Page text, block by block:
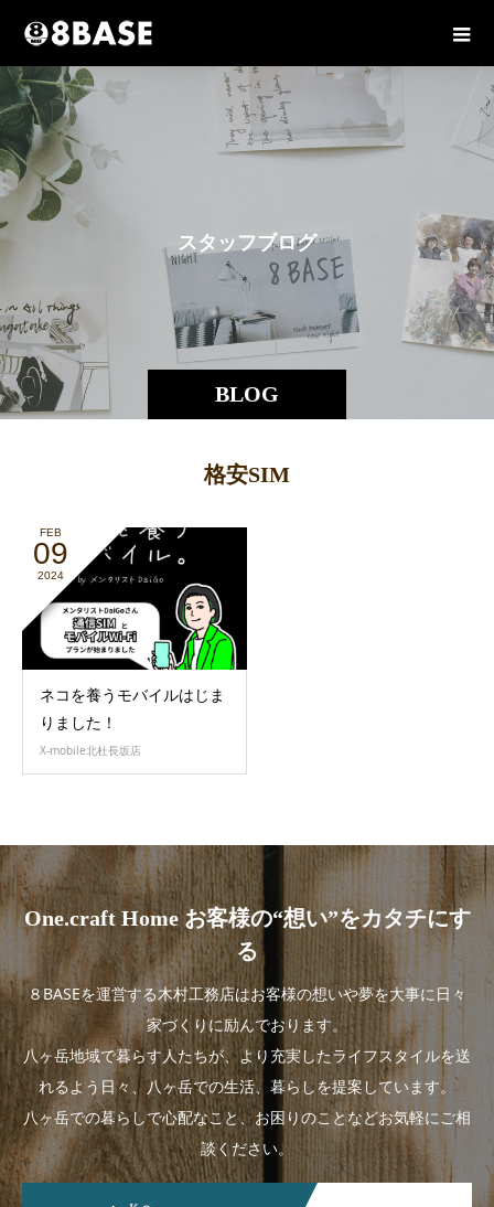
BLOG
ス タ ッ フブログ
格安SIM
FEB
09
2024
ネコを養うモバイルはじま
りました！
X-mobile北杜長坂店
One.craft Home お客様の“想い”をカタチにす
る
８BASEを運営する木村工務店はお客様の想いや夢を大事に日々
家づくりに励んでおります。
八ヶ岳地域で暮らす人たちが、より充実したライフスタイルを送
れるよう日々、八ヶ岳での生活、暮らしを提案しています。
八ヶ岳での暮らしで心配なこと、お困りのことなどお気軽にご相
談ください。